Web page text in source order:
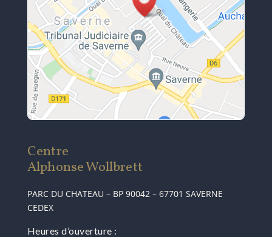
Centre
Alphonse Wollbrett
PARC DU CHATEAU – BP 90042 – 67701 SAVERNE
CEDEX
Heures d’ouverture :